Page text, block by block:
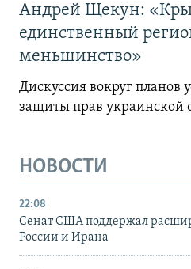
Андрей Щекун:
единственный
меньшинство»
Дискуссия вокруг планов
защиты прав
НОВОСТИ
22:08
Сенат США поддержал
России и Ирана